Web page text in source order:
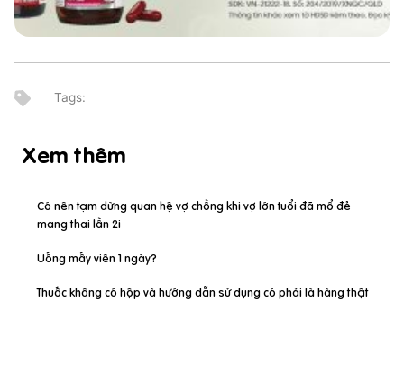
Xem thêm
Có nên tạm dừng quan hệ vợ chồng khi vợ lớn tuổi đã mổ đẻ
mang thai lần 2i
Uống mấy viên 1 ngày?
Thuốc không có hộp và hướng dẫn sử dụng có phải là hàng thật